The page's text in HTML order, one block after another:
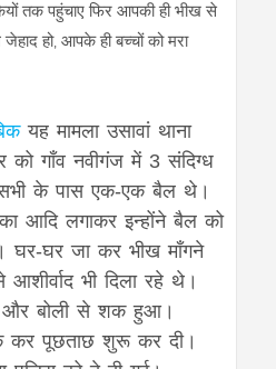
तक पहुंचाए फिर आपकी ही भीख से
हो, आपके ही बच्चों को मरा
यह मामला उसावां थाना
को गाँव नवीगंज में 3 संदिग्ध
के पास एक-एक बैल थे।
आदि लगाकर इन्होंने बैल को
घर-घर जा कर भीख माँगने
भी दिला रहे थे।
और बोली से शक हुआ।
कर पूछताछ शुरू कर दी।